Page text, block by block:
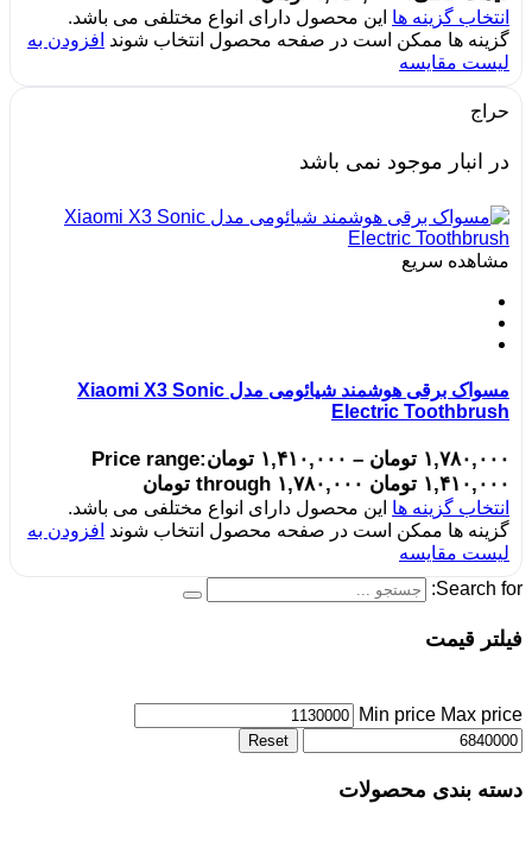
انتخاب گزینه ها این محصول دارای انواع مختلفی می باشد.
گزینه ها ممکن است در صفحه محصول انتخاب شوند افزودن به
لیست مقایسه
حراج
در انبار موجود نمی باشد
مشاهده سریع
مسواک برقی هوشمند شیائومی مدل Xiaomi X3 Sonic
Electric Toothbrush
۱,۷۸۰,۰۰۰ تومان – ۱,۴۱۰,۰۰۰ تومانPrice range:
۱,۴۱۰,۰۰۰ تومان through ۱,۷۸۰,۰۰۰ تومان
انتخاب گزینه ها این محصول دارای انواع مختلفی می باشد.
گزینه ها ممکن است در صفحه محصول انتخاب شوند افزودن به
لیست مقایسه
Search for:
فیلتر قیمت
Min price Max price
Reset
دسته بندی محصولات